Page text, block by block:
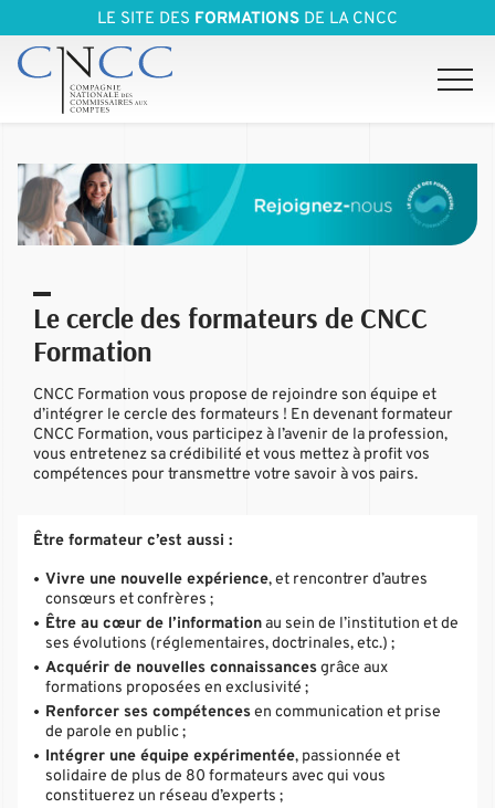
LE SITE DES FORMATIONS DE LA CNCC
Le cercle des formateurs de CNCC
Formation
CNCC Formation vous propose de rejoindre son équipe et
d’intégrer le cercle des formateurs ! En devenant formateur
CNCC Formation, vous participez à l’avenir de la profession,
vous entretenez sa crédibilité et vous mettez à profit vos
compétences pour transmettre votre savoir à vos pairs.
Être formateur c’est aussi :
Vivre une nouvelle expérience, et rencontrer d’autres
consœurs et confrères ;
Être au cœur de l’informationau sein de l’institution et de
ses évolutions (réglementaires, doctrinales, etc.) ;
Acquérir de nouvelles connaissancesgrâce aux
formations proposées en exclusivité ;
Renforcer ses compétencesen communication et prise
de parole en public ;
Intégrer une équipe expérimentée, passionnée et
solidaire de plus de 80 formateurs avec qui vous
constituerez un réseau d’experts ;